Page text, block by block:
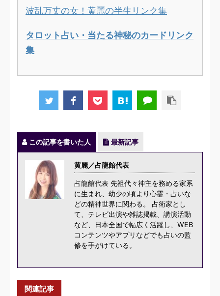
波乱万丈の女！黄麗の半生リンク集
タロット占い・当たる神秘のカードリンク
集
この記事を書いた人 最新記事
黄麗／占龍館代表
占龍館代表 先祖代々神主を務める家系
に生まれ、幼少の頃より心霊・占いな
どの精神世界に関わる。 占術家とし
て、テレビ出演や雑誌掲載、講演活動
など、日本全国で幅広く活躍し、WEB
コンテンツやアプリなどでも占いの監
修を手がけている。
関連記事